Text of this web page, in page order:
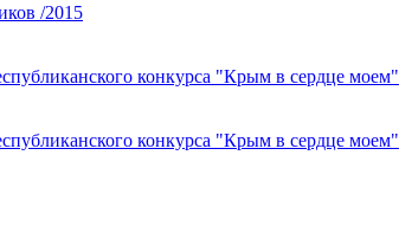
/2015
конкурса "Крым в сердце моем"
конкурса "Крым в сердце моем"